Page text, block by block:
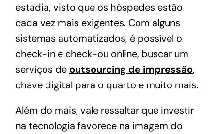
estadia, visto que os hóspedes estão
cada vez mais exigentes. Com alguns
sistemas automatizados, é possível o
check-in e check-ou online, buscar um
serviços de outsourcing de impressão,
chave digital para o quarto e muito mais.
Além do mais, vale ressaltar que investir
na tecnologia favorece na imagem do